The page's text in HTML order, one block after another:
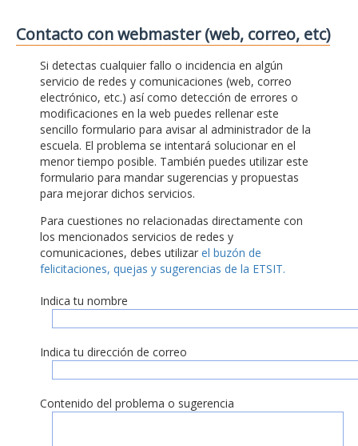
Contacto con webmaster (web, correo, etc)
Si detectas cualquier fallo o incidencia en algún
servicio de redes y comunicaciones (web, correo
electrónico, etc.) así como detección de errores o
modificaciones en la web puedes rellenar este
sencillo formulario para avisar al administrador de la
escuela. El problema se intentará solucionar en el
menor tiempo posible. También puedes utilizar este
formulario para mandar sugerencias y propuestas
para mejorar dichos servicios.
Para cuestiones no relacionadas directamente con
los mencionados servicios de redes y
comunicaciones, debes utilizar el buzón de
felicitaciones, quejas y sugerencias de la ETSIT.
Indica tu nombre
Indica tu dirección de correo
Contenido del problema o sugerencia